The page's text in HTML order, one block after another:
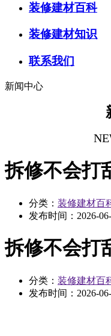
装修建材百科
装修建材知识
联系我们
新闻中心
拆修不会打
分类： 装修建材百
发布时间： 2026-
拆修不会打
分类： 装修建材百
发布时间： 2026-